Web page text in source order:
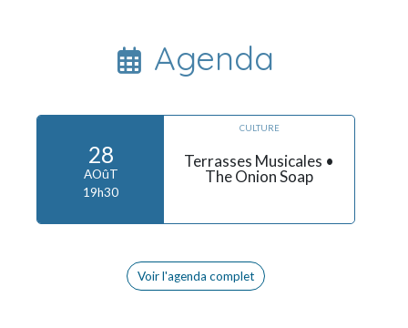
Agenda
28
AOûT
19h30
CULTURE
Terrasses Musicales •
The Onion Soap
Voir l'agenda complet